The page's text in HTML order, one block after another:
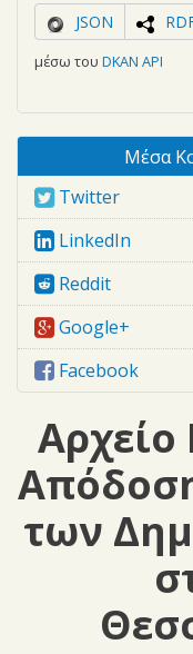
JSON
μέσω του DKAN API
Μέσα
Twitter
LinkedIn
Reddit
Google+
Facebook
των